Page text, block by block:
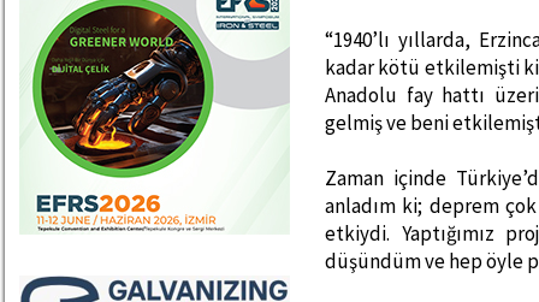
“1940’lı yıllarda,
kadar kötü etkilemişti ki
Anadolu fay hattı
gelmiş ve beni
Zaman içinde
anladım ki; deprem
etkiydi. Yaptığımız
düşündüm ve hep öyle